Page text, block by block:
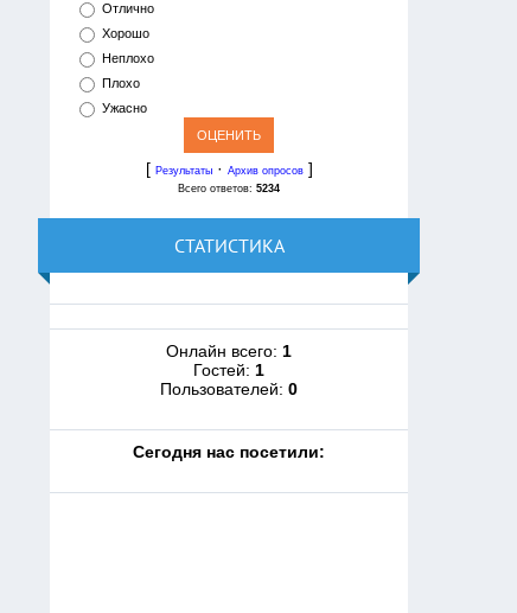
Отлично
Хорошо
Неплохо
Плохо
Ужасно
[ Результаты· Архив опросов]
Всего ответов:5234
СТАТИСТИКА
Онлайн всего: 1
Гостей: 1
Пользователей:0
Cегодня нас посетили: